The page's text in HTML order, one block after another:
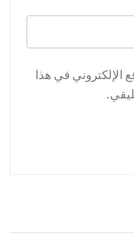
الإلكتروني في هذا